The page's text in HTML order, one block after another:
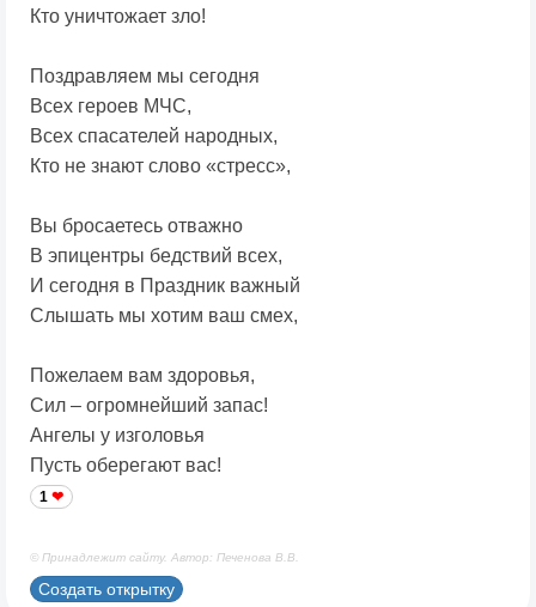
Кто уничтожает зло!
Поздравляем мы сегодня
Всех героев МЧС,
Всех спасателей народных,
Кто не знают слово «стресс»,
Вы бросаетесь отважно
В эпицентры бедствий всех,
И сегодня в Праздник важный
Слышать мы хотим ваш смех,
Пожелаем вам здоровья,
Сил – огромнейший запас!
Ангелы у изголовья
Пусть оберегают вас!
1
© Принадлежит сайту. Автор: Печенова В.В.
Создать открытку